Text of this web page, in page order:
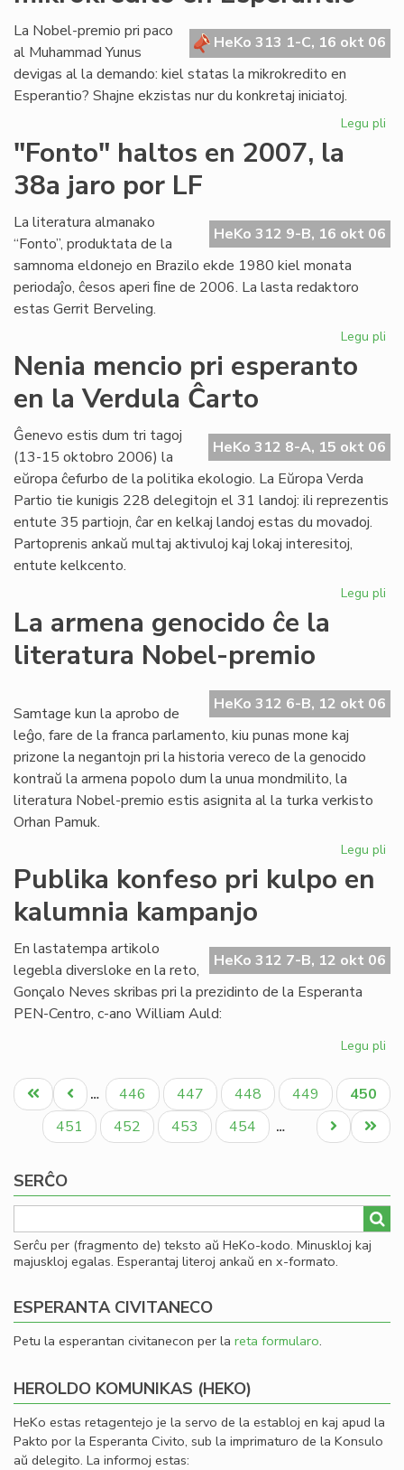
HeKo 313 1-C, 16 okt 06
La Nobel-premio pri paco
al Muhammad Yunus
devigas al la demando: kiel statas la mikrokredito en
Esperantio? Shajne ekzistas nur du konkretaj iniciatoj.
Legu pli
"Fonto" haltos en 2007, la
38a jaro por LF
HeKo 312 9-B, 16 okt 06
La literatura almanako
“Fonto”, produktata de la
samnoma eldonejo en Brazilo ekde 1980 kiel monata
periodaĵo, ĉesos aperi ﬁne de 2006. La lasta redaktoro
estas Gerrit Berveling.
Legu pli
la
LF
Nenia mencio pri esperanto
en la Verdula Ĉarto
HeKo 312 8-A, 15 okt 06
Ĝenevo estis dum tri tagoj
(13-15 oktobro 2006) la
eŭropa ĉefurbo de la politika ekologio. La Eŭropa Verda
Partio tie kunigis 228 delegitojn el 31 landoj: ili reprezentis
entute 35 partiojn, ĉar en kelkaj landoj estas du movadoj.
Partoprenis ankaŭ multaj aktivuloj kaj lokaj interesitoj,
entute kelkcento.
Legu pli
en
La armena genocido ĉe la
literatura Nobel-premio
HeKo 312 6-B, 12 okt 06
Samtage kun la aprobo de
leĝo, fare de la franca parlamento, kiu punas mone kaj
prizone la negantojn pri la historia vereco de la genocido
kontraŭ la armena popolo dum la unua mondmilito, la
literatura Nobel-premio estis asignita al la turka verkisto
Orhan Pamuk.
Legu pli
la
Publika konfeso pri kulpo en
kalumnia kampanjo
HeKo 312 7-B, 12 okt 06
En lastatempa artikolo
legebla diversloke en la reto,
Gonçalo Neves skribas pri la prezidinto de la Esperanta
PEN-Centro, c-ano William Auld:
Legu pli
pri
en
Pagination
Unua
paĝo
Antaŭa
paĝo
… Paĝo
446 Paĝo
447 Paĝo
448 Paĝo
449
Aktuala
paĝo
450
Paĝo
451 Paĝo
452 Paĝo
453 Paĝo
454 …
Last
page
Next
page
SERĈO
Serĉu per (fragmento de) teksto aŭ HeKo-kodo. Minuskloj kaj
majuskloj egalas. Esperantaj literoj ankaŭ en x-formato.
ESPERANTA CIVITANECO
Petu la esperantan civitanecon per la reta formularo.
HEROLDO KOMUNIKAS (HEKO)
HeKo estas retagentejo je la servo de la establoj en kaj apud la
Pakto por la Esperanta Civito, sub la imprimaturo de la Konsulo
aŭ delegito. La informoj estas: